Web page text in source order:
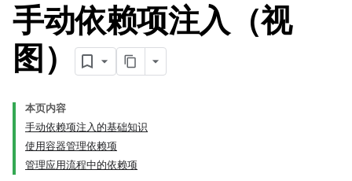
手动依赖项注入（视
图）
本页内容
手动依赖项注入的基础知识
使用容器管理依赖项
管理应用流程中的依赖项